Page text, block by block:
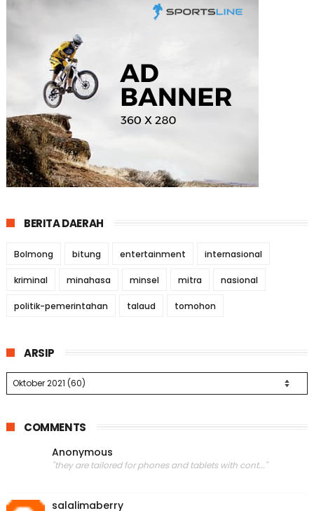
BERITA DAERAH
Bolmong bitung entertainment internasional
kriminal minahasa minsel mitra nasional
politik-pemerintahan talaud tomohon
ARSIP
COMMENTS
Anonymous
"they are tailored for phones and tablets with cont..."
salalimaberry